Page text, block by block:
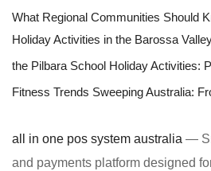
What Regional Communities Should
Holiday Activities in the Barossa
the Pilbara School Holiday Activities:
Fitness Trends Sweeping Australia:
all in one pos system australia —
and payments platform designed